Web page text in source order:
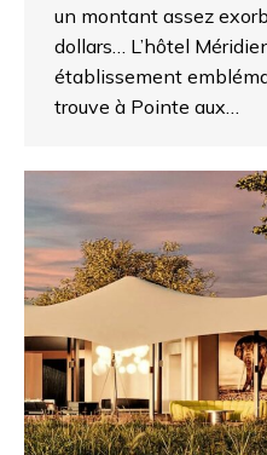
un montant assez
dollars… L’hôtel
établissement
trouve à Pointe aux…